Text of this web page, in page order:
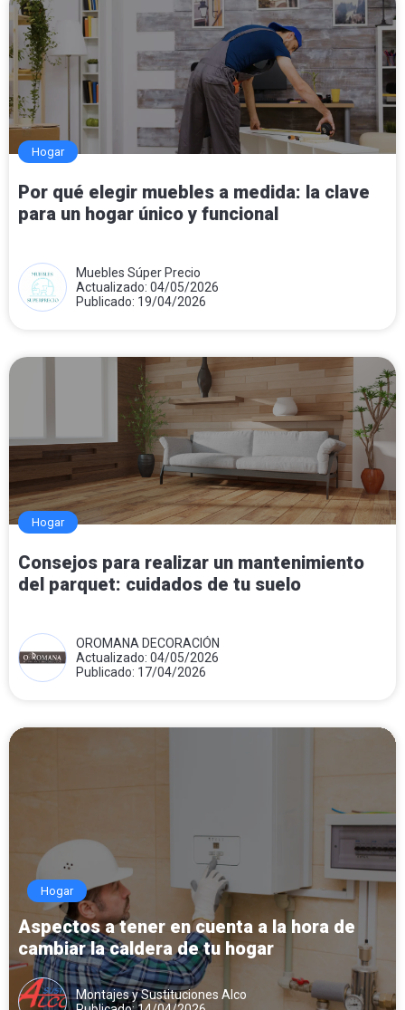
Hogar
Por qué elegir muebles a medida: la clave
para un hogar único y funcional
Muebles Súper Precio
Actualizado: 04/05/2026
Publicado: 19/04/2026
Hogar
Consejos para realizar un mantenimiento
del parquet: cuidados de tu suelo
OROMANA DECORACIÓN
Actualizado: 04/05/2026
Publicado: 17/04/2026
Hogar
Aspectos a tener en cuenta a la hora de
cambiar la caldera de tu hogar
Montajes y Sustituciones Alco